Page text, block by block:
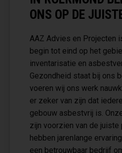
ONS OP DE
AAZ Advies en Projecten
begin tot eind op het
inventarisatie en
Gezondheid staat bij ons
voeren wij ons werk
er zeker van zijn dat
gebouw asbestvrij is.
zijn voorzien van de juiste
hebben jarenlange
een betrouwbaar bedrijf